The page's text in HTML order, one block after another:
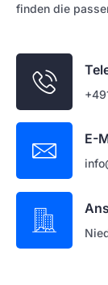
finden die
E-